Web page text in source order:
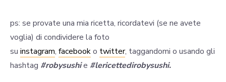
ps: se provate una mia ricetta, ricordatevi (se ne avete
voglia) di condividere la foto
su instagram, facebooko twitter, taggandomi o usando gli
hashtag #robysushie #lericettedirobysushi.